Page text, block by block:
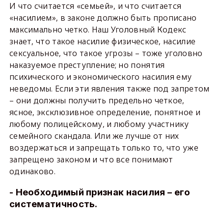
И что считается «семьей», и что считается
«насилием», в законе должно быть прописано
максимально четко. Наш Уголовный Кодекс
знает, что такое насилие физическое, насилие
сексуальное, что такое угрозы – тоже уголовно
наказуемое преступление; но понятия
психического и экономического насилия ему
неведомы. Если эти явления также под запретом
– они должны получить предельно четкое,
ясное, эксклюзивное определение, понятное и
любому полицейскому, и любому участнику
семейного скандала. Или же лучше от них
воздержаться и запрещать только то, что уже
запрещено законом и что все понимают
одинаково.
- Необходимый признак насилия – его
систематичность.